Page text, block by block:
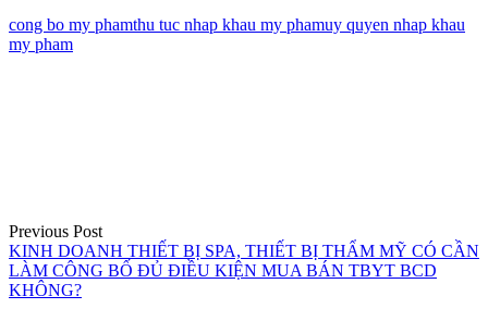
cong bo my phamthu tuc nhap khau my phamuy quyen nhap khau
my pham
Previous Post
KINH DOANH THIẾT BỊ SPA, THIẾT BỊ THẨM MỸ CÓ CẦN
LÀM CÔNG BỐ ĐỦ ĐIỀU KIỆN MUA BÁN TBYT BCD
KHÔNG?